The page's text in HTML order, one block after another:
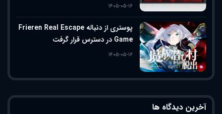
۱۴۰۵-۰۵-۱۶
پوستری از دنباله Frieren Real Escape
Game در دسترس قرار گرفت
۱۴۰۵-۰۵-۱۶
آخرین دیدگاه ها